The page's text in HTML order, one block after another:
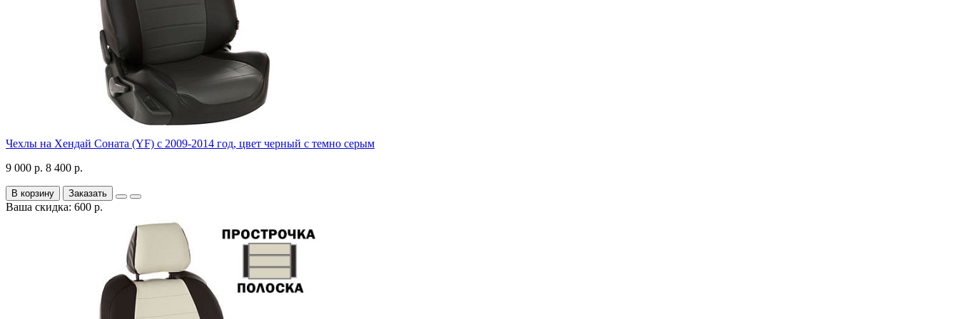
Чехлы на Хендай Соната (YF) с 2009-2014 год, цвет черный с темно серым
9 000 р. 8 400 р.
В корзину Заказать
Ваша скидка: 600 р.